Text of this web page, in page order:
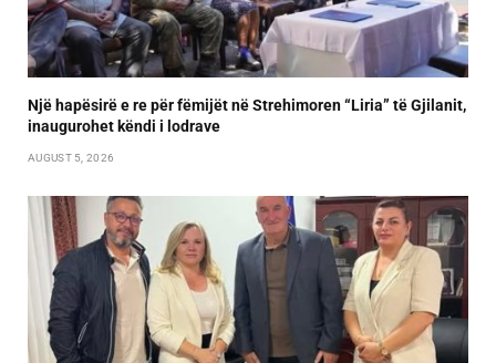
Një hapësirë e re për fëmijët në Strehimoren “Liria” të Gjilanit,
inaugurohet këndi i lodrave
AUGUST 5, 2026